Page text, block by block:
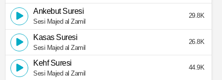
Ankebut Suresi
Sesi Majed al Zamil
29.8K
Kasas Suresi
Sesi Majed al Zamil
26.8K
Kehf Suresi
Sesi Majed al Zamil
44.9K